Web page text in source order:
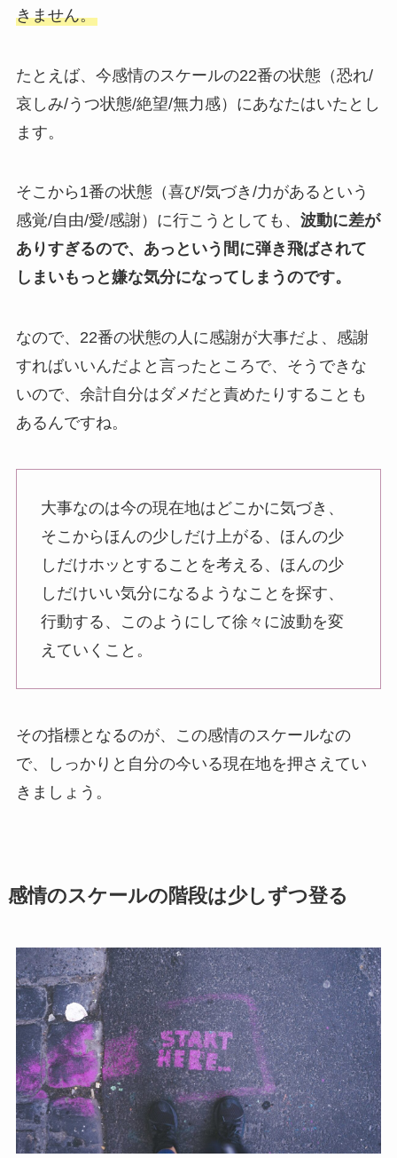
きません。
たとえば、今感情のスケールの22番の状態（恐れ/
哀しみ/うつ状態/絶望/無力感）にあなたはいたとし
ます。
そこから1番の状態（喜び/気づき/力があるという
感覚/自由/愛/感謝）に行こうとしても、 波動に差が
ありすぎるので、あっという間に弾き飛ばされて
しまいもっと嫌な気分になってしまうのです。
なので、22番の状態の人に感謝が大事だよ、感謝
すればいいんだよと言ったところで、そうできな
いので、余計自分はダメだと責めたりすることも
あるんですね。
大事なのは今の現在地はどこかに気づき、
そこからほんの少しだけ上がる、ほんの少
しだけホッとすることを考える、ほんの少
しだけいい気分になるようなことを探す、
行動する、このようにして徐々に波動を変
えていくこと。
その指標となるのが、この感情のスケールなの
で、しっかりと自分の今いる現在地を押さえてい
きましょう。
感情のスケールの階段は少しずつ登る